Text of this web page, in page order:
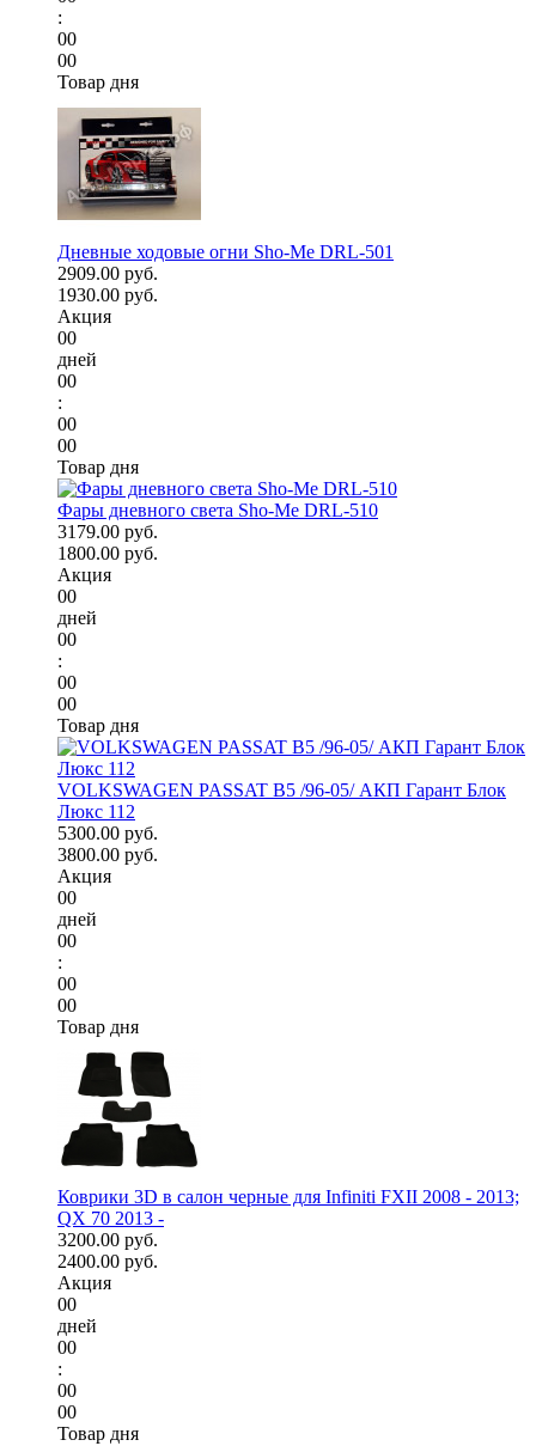
:
00
00
Товар дня
Дневные ходовые огни Sho-Me DRL-501
2909.00 руб.
1930.00 руб.
Акция
00
дней
00
:
00
00
Товар дня
Фары дневного света Sho-Me DRL-510
3179.00 руб.
1800.00 руб.
Акция
00
дней
00
:
00
00
Товар дня
VOLKSWAGEN PASSAT B5 /96-05/ АКП Гарант Блок
Люкс 112
5300.00 руб.
3800.00 руб.
Акция
00
дней
00
:
00
00
Товар дня
Коврики 3D в салон черные для Infiniti FXII 2008 - 2013;
QX 70 2013 -
3200.00 руб.
2400.00 руб.
Акция
00
дней
00
:
00
00
Товар дня